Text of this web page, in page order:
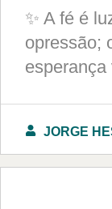
✨ A fé é
opressão;
JORGE